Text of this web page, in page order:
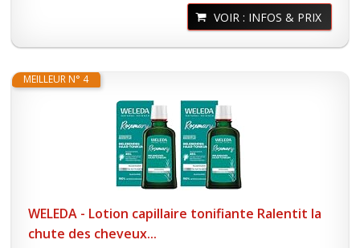
VOIR : INFOS & PRIX
MEILLEUR N° 4
WELEDA - Lotion capillaire tonifiante Ralentit la
chute des cheveux...